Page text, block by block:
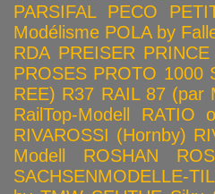
PARSIFAL
PECO
Modélisme POLA by
RDA PREISER
PROSES PROTO 1000
REE) R37 RAIL 87 (par
RailTop-Modell
RATIO
RIVAROSSI (Hornby)
Modell
ROSHAN
SACHSENMODELLE-